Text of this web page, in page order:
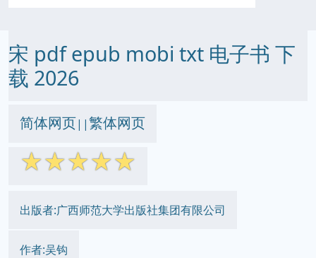
宋 pdf epub mobi txt 电子书 下
载 2026
简体网页||繁体网页
☆☆☆☆☆
出版者:广西师范大学出版社集团有限公司
作者:吴钩